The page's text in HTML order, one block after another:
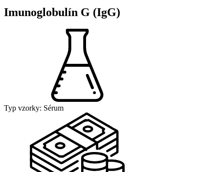
Imunoglobulín G (IgG)
Typ vzorky: Sérum